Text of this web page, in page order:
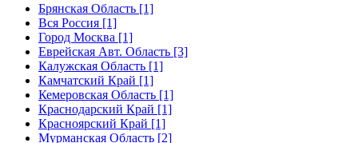
Брянская Область [1]
Вся Россия [1]
Город Москва [1]
Еврейская Авт. Область [3]
Калужская Область [1]
Камчатский Край [1]
Кемеровская Область [1]
Краснодарский Край [1]
Красноярский Край [1]
Мурманская Область [2]